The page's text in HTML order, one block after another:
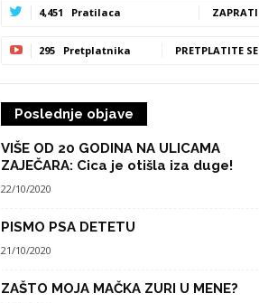
4,451 Pratilaca ZAPRATI
295 Pretplatnika PRETPLATITE SE
Poslednje objave
VIŠE OD 20 GODINA NA ULICAMA
ZAJEČARA: Cica je otišla iza duge!
22/10/2020
PISMO PSA DETETU
21/10/2020
ZAŠTO MOJA MAČKA ZURI U MENE?